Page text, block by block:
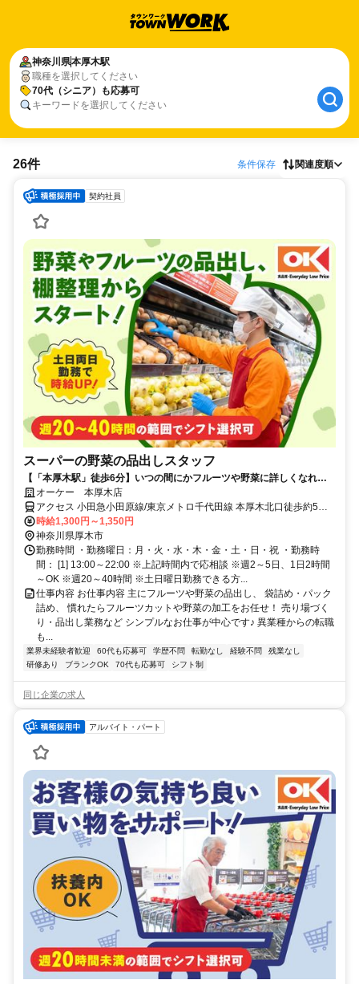
神奈川県本厚木駅
職種を選択してください
70代（シニア）も応募可
キーワードを選択してください
26件 条件保存 関連度順
契約社員
スーパーの野菜の品出しスタッフ
【「本厚木駅」徒歩6分】いつの間にかフルーツや野菜に詳しくなれま
す！品出しや売り場づくりなどシンプルな作業が中心！
オーケー 本厚木店
アクセス 小田急小田原線/東京メトロ千代田線 本厚木北口徒歩約5
分、ＪＲ相模線 厚木徒歩約20分、小田急小田原線/東京メトロ千代田
線 厚木徒歩約20分 小田急小田原線「本厚木駅」より徒歩約6分＊自
転車通勤OK
時給1,300円～1,350円
神奈川県厚木市
勤務時間 ・勤務曜日：月・火・水・木・金・土・日・祝 ・勤務時
間： [1] 13:00～22:00 ※上記時間内で応相談 ※週2～5日、1日2時間
～OK ※週20～40時間 ※土日曜日勤務できる方...
仕事内容 お仕事内容 主にフルーツや野菜の品出し、 袋詰め・パック
詰め、 慣れたらフルーツカットや野菜の加工をお任せ！ 売り場づく
り・品出し業務など シンプルなお仕事が中心です♪ 異業種からの転職
も...
業界未経験者歓迎 60代も応募可 学歴不問 転勤なし 経験不問
残業なし
研修あり
ブランクOK 70代も応募可 シフト制
同じ企業の求人
アルバイト・パート